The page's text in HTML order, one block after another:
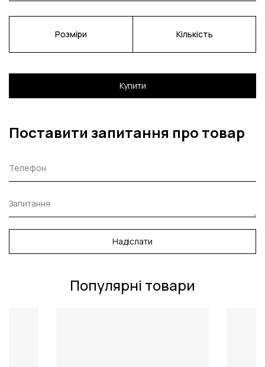
Розміри Кількість
Купити
Поставити запитання про товар
Надіслати
Популярні товари